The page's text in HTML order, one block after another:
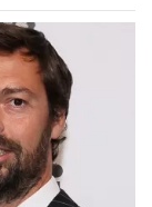
è
calcio